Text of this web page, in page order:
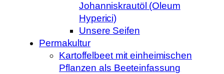
Johanniskrautöl (Oleum
Hyperici)
Unsere Seifen
Permakultur
Kartoffelbeet mit einheimischen
Pflanzen als Beeteinfassung